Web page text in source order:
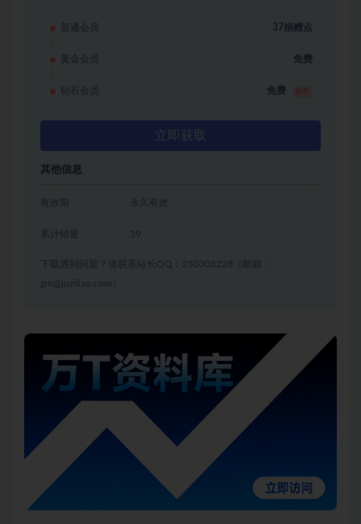
普通会员 37捐赠点
黄金会员 免费
钻石会员 免费
立即获取
其他信息
有效期 永久有效
累计销量 39
下载遇到问题？请联系站长QQ：250303228（邮箱：
gm@juziliao.com）